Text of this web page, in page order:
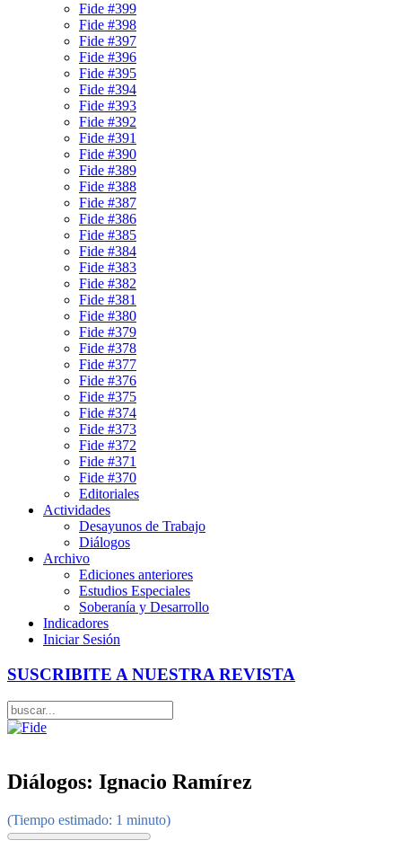
Fide #399
Fide #398
Fide #397
Fide #396
Fide #395
Fide #394
Fide #393
Fide #392
Fide #391
Fide #390
Fide #389
Fide #388
Fide #387
Fide #386
Fide #385
Fide #384
Fide #383
Fide #382
Fide #381
Fide #380
Fide #379
Fide #378
Fide #377
Fide #376
Fide #375
Fide #374
Fide #373
Fide #372
Fide #371
Fide #370
Editoriales
Actividades
Desayunos de Trabajo
Diálogos
Archivo
Ediciones anteriores
Estudios Especiales
Soberanía y Desarrollo
Indicadores
Iniciar Sesión
SUSCRIBITE A NUESTRA REVISTA
Diálogos: Ignacio Ramírez
(Tiempo estimado: 1 minuto)